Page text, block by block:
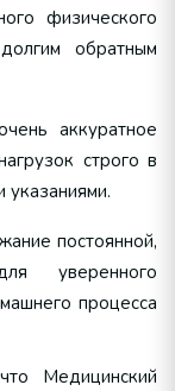
физического
обратным
аккуратное
строго в
указаниями.
постоянной,
уверенного
процесса
Медицинский